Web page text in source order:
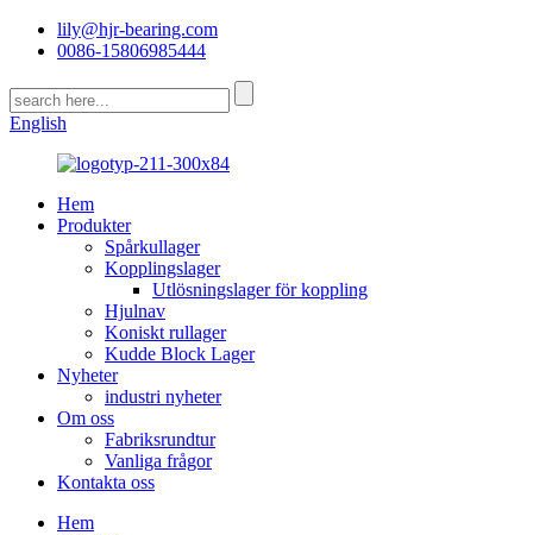
lily@hjr-bearing.com
0086-15806985444
English
Hem
Produkter
Spårkullager
Kopplingslager
Utlösningslager för koppling
Hjulnav
Koniskt rullager
Kudde Block Lager
Nyheter
industri nyheter
Om oss
Fabriksrundtur
Vanliga frågor
Kontakta oss
Hem